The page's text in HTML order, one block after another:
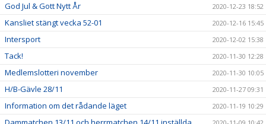
God Jul & Gott Nytt År 2020-12-23 18:52
Kansliet stängt vecka 52-01 2020-12-16 15:45
Intersport 2020-12-02 15:38
Tack! 2020-11-30 12:28
Medlemslotteri november 2020-11-30 10:05
H/B-Gävle 28/11 2020-11-27 09:31
Information om det rådande läget 2020-11-19 10:29